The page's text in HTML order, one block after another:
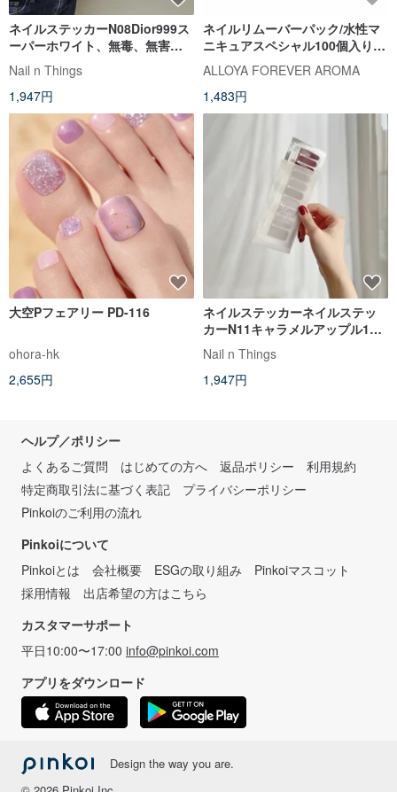
ネイルステッカーN08Dior999ス
ーパーホワイト、無毒、無害、
傷のないネイル
Nail n Things
1,947円
ネイルリムーバーパック/水性マ
ニキュアスペシャル100個入り1
箱
ALLOYA FOREVER AROMA
1,483円
大空Pフェアリー PD-116
ohora-hk
2,655円
ネイルステッカーネイルステッ
カーN11キャラメルアップル1枚
のステッカーで7〜14日間使用で
き、毒性がなく、無害で、爪を
傷つけません。
Nail n Things
1,947円
ヘルプ／ポリシー
よくあるご質問
はじめての方へ 返品ポリシー
利用規約
特定商取引法に基づく表記
プライバシーポリシー
Pinkoiのご利用の流れ
Pinkoiについて
Pinkoiとは
会社概要 ESGの取り組み
Pinkoiマスコット
採用情報
出店希望の方はこちら
カスタマーサポート
平日10:00〜17:00 info@pinkoi.com
アプリをダウンロード
Design the way you are.